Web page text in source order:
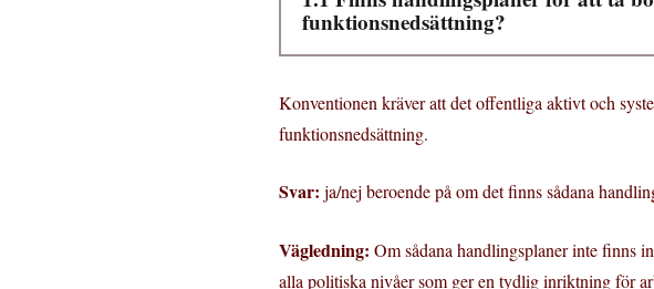
funktionsnedsättning?
Konventionen kräver att det offentliga aktivt och
funktionsnedsättning.
Svar: ja/nej beroende på om det finns sådana
Vägledning: Om sådana handlingsplaner inte finns
alla politiska nivåer som ger en tydlig inriktning för